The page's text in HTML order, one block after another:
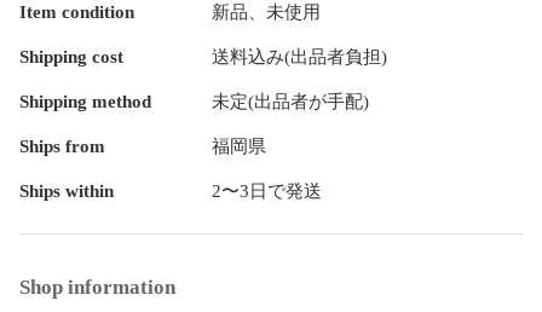
・音声試し絵本
絵本ボードブック2冊<!-利用不可文字-!>歌謡カード6枚（英
語/中国語）
Reading and Singing for Babies ２冊（Colors、Numbers）
中国語story6、中国語歌謡4、英語歌2
・オリジナルの日本語説明書
シールの活用方法の説明付♪
・ロゴ付シリコンカバー
Item condition 新品、未使用
Shipping cost 送料込み(出品者負担)
Shipping method 未定(出品者が手配)
Ships from 福岡県
Ships within 2〜3日で発送
Shop information